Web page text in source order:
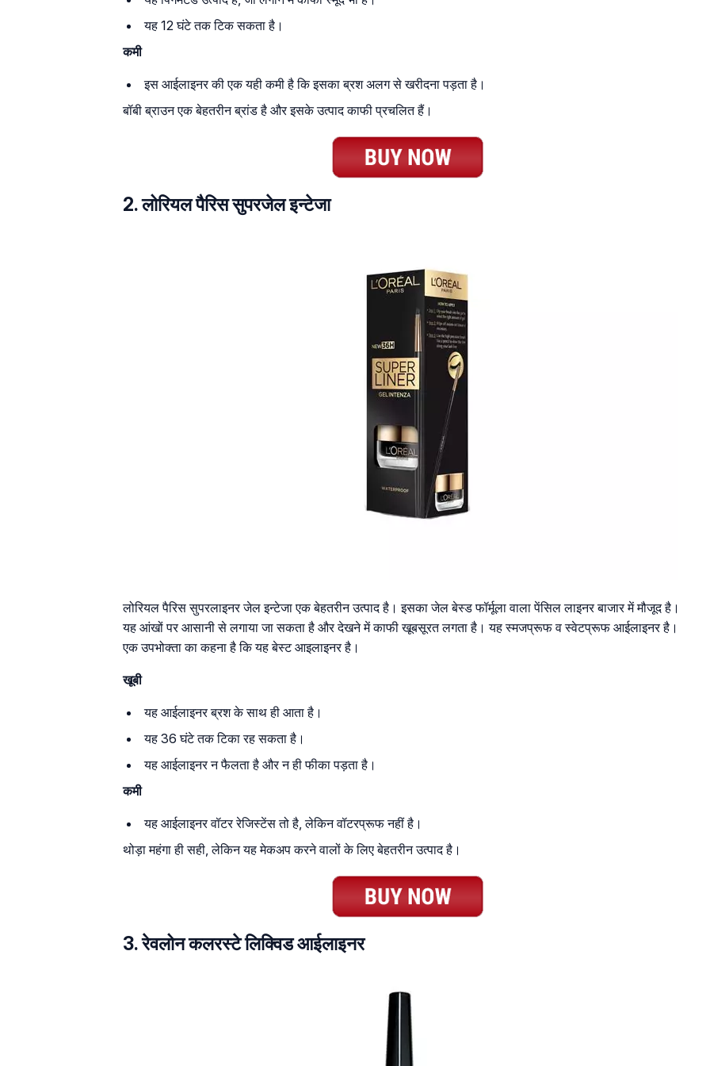
यह 12 घंटे तक टिक सकता है।
कमी
इस आईलाइनर की एक यही कमी है कि इसका ब्रश अलग से खरीदना पड़ता है।
बॉबी ब्राउन एक बेहतरीन ब्रांड है और इसके उत्पाद काफी प्रचलित हैं।
2. लोरियल पैरिस सुपरजेल इन्टेजा
लोरियल पैरिस सुपरलाइनर जेल इन्टेजा एक बेहतरीन उत्पाद है। इसका जेल बेस्ड फॉर्मूला वाला पेंसिल लाइनर बाजार में मौजूद है।
यह आंखों पर आसानी से लगाया जा सकता है और देखने में काफी खूबसूरत लगता है। यह स्मजप्रूफ व स्वेटप्रूफ आईलाइनर है।
एक उपभोक्ता का कहना है कि यह बेस्ट आइलाइनर है।
खूबी
यह आईलाइनर ब्रश के साथ ही आता है।
यह 36 घंटे तक टिका रह सकता है।
यह आईलाइनर न फैलता है और न ही फीका पड़ता है।
कमी
यह आईलाइनर वॉटर रेजिस्टेंस तो है, लेकिन वॉटरप्रूफ नहीं है।
थोड़ा महंगा ही सही, लेकिन यह मेकअप करने वालों के लिए बेहतरीन उत्पाद है।
3. रेवलोन कलरस्टे लिक्विड आईलाइनर